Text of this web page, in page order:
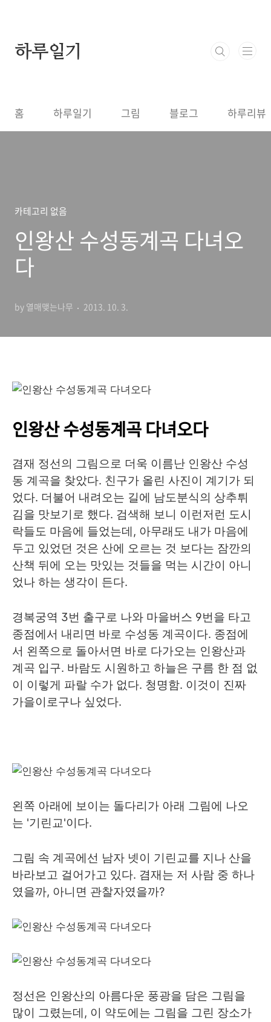
하루일기
홈 하루일기 그림 블로그 하루리뷰
카테고리 없음
인왕산 수성동계곡 다녀오
다
by 열매맺는나무 2013. 10. 3.
인왕산 수성동계곡 다녀오다
겸재 정선의 그림으로 더욱 이름난 인왕산 수성
동 계곡을 찾았다. 친구가 올린 사진이 계기가 되
었다. 더불어 내려오는 길에 남도분식의 상추튀
김을 맛보기로 했다. 검색해 보니 이런저런 도시
락들도 마음에 들었는데, 아무래도 내가 마음에
두고 있었던 것은 산에 오르는 것 보다는 잠깐의
산책 뒤에 오는 맛있는 것들을 먹는 시간이 아니
었나 하는 생각이 든다.
경복궁역 3번 출구로 나와 마을버스 9번을 타고
종점에서 내리면 바로 수성동 계곡이다. 종점에
서 왼쪽으로 돌아서면 바로 다가오는 인왕산과
계곡 입구. 바람도 시원하고 하늘은 구름 한 점 없
이 이렇게 파랄 수가 없다. 청명함. 이것이 진짜
가을이로구나 싶었다.
왼쪽 아래에 보이는 돌다리가 아래 그림에 나오
는 '기린교'이다.
그림 속 계곡에선 남자 넷이 기린교를 지나 산을
바라보고 걸어가고 있다. 겸재는 저 사람 중 하나
였을까, 아니면 관찰자였을까?
정선은 인왕산의 아름다운 풍광을 담은 그림을
많이 그렸는데, 이 약도에는 그림을 그린 장소가